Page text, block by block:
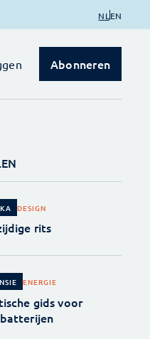
NL EN
Abonneren
DESIGN
rits
ENERGIE
gids voor